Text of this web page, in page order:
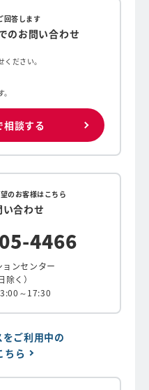
回答します
のお問い合わせ
ださい。
相談する
のお客様はこちら
合わせ
4466
ンセンター
く）
～17:30
ご利用中の
ちら